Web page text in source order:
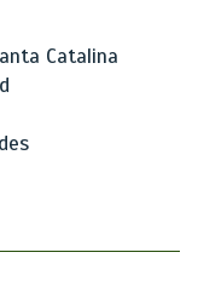
Catalina